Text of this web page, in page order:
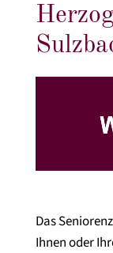
Das
Ihnen oder